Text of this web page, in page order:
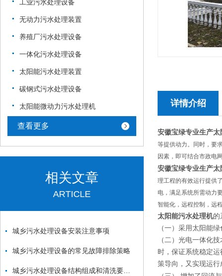
工业污水处理设备
无动力污水处理装置
养殖厂污水处理设备
一体化污水处理设备
太阳能污水处理装置
碳钢式污水处理设备
太阳能微动力污水处理机
查看更多
相关文章
ARTICLE
城乡污水处理设备安装注意事项
城乡污水处理设备的常见故障排除策略
详情介绍
安徽宝绿专业生产
等提供动力。同时，要
因素，即可结合市政电
安徽宝绿专业生产
理工程的有效运行提供
电，满足系统所需动力
智能化，远程控制，远
太阳能污水处理机的
（一）采用太阳能
（二）光电一体化
时，保证系统稳定
策导向，又实现运行